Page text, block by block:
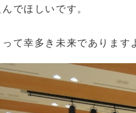
でほしいです。
て幸多き未来であります